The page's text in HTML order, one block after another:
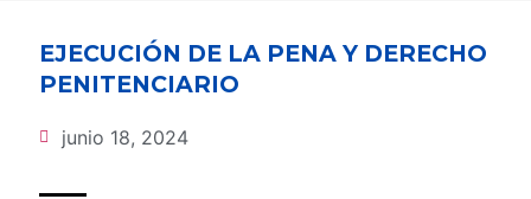
EJECUCIÓN DE LA PENA Y DERECHO
PENITENCIARIO
junio 18, 2024